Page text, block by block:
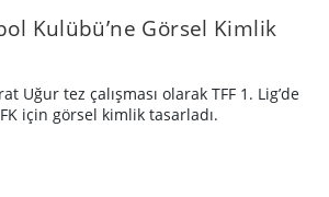
Kulübü’ne Görsel Kimlik
Uğur tez çalışması olarak TFF 1. Lig’de
için görsel kimlik tasarladı.